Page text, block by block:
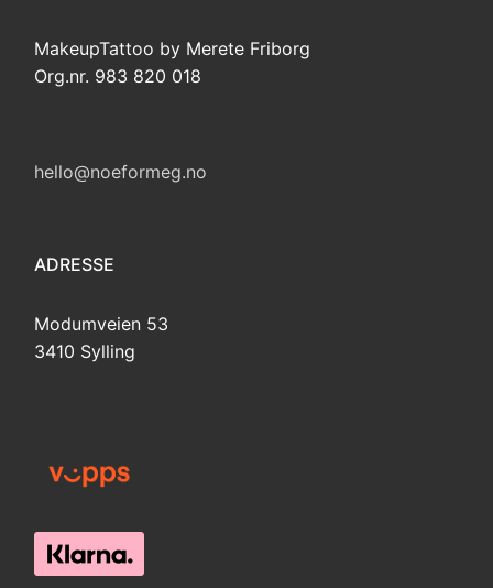
MakeupTattoo by Merete Friborg
Org.nr. 983 820 018
hello@noeformeg.no
ADRESSE
Modumveien 53
3410 Sylling